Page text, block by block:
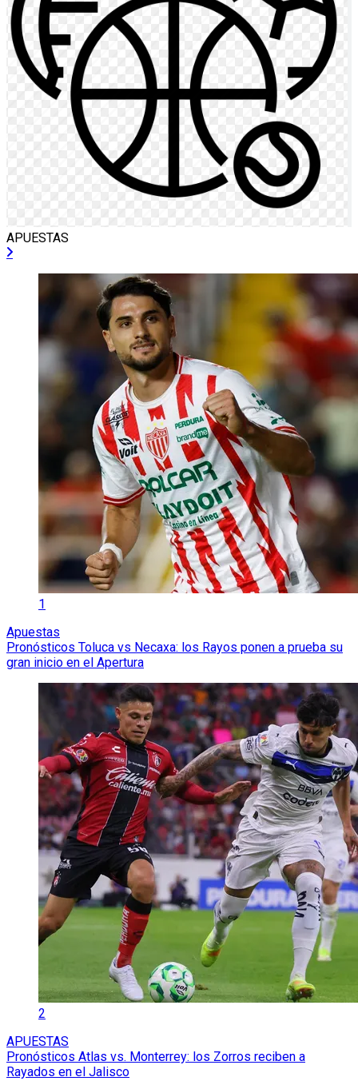
APUESTAS
1
Apuestas
Pronósticos Toluca vs Necaxa: los Rayos ponen a prueba su
gran inicio en el Apertura
2
APUESTAS
Pronósticos Atlas vs. Monterrey: los Zorros reciben a
Rayados en el Jalisco